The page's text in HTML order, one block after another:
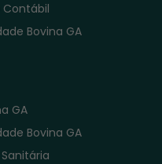
Bovina GA
GA
Bovina GA